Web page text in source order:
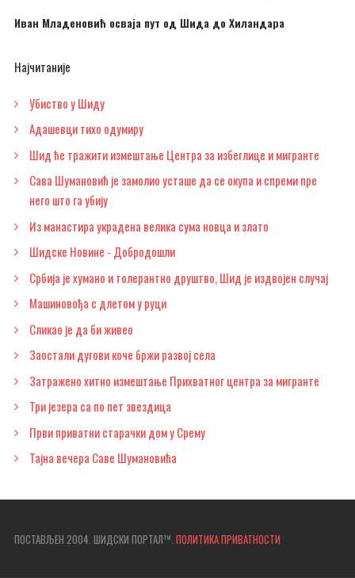
Иван Младеновић осваја пут од Шида до Хиландара
Најчитаније
Убиство у Шиду
Адашевци тихо одумиру
Шид ће тражити измештање Центра за избеглице и мигранте
Сава Шумановић је замолио усташе да се окупа и спреми пре
него што га убију
Из манастира украдена велика сума новца и злато
Шидске Новине - Добродошли
Србија је хумано и толерантно друштво, Шид је издвојен случај
Машиновођа с длетом у руци
Сликао је да би живео
Заостали дугови коче бржи развој села
Затражено хитно измештање Прихватног центра за мигранте
Три језера са по пет звездица
Први приватни старачки дом у Срему
Тајна вечера Саве Шумановића
ПОСТАВЉЕН 2004. ШИДСКИ ПОРТАЛ™. ПОЛИТИКА ПРИВАТНОСТИ